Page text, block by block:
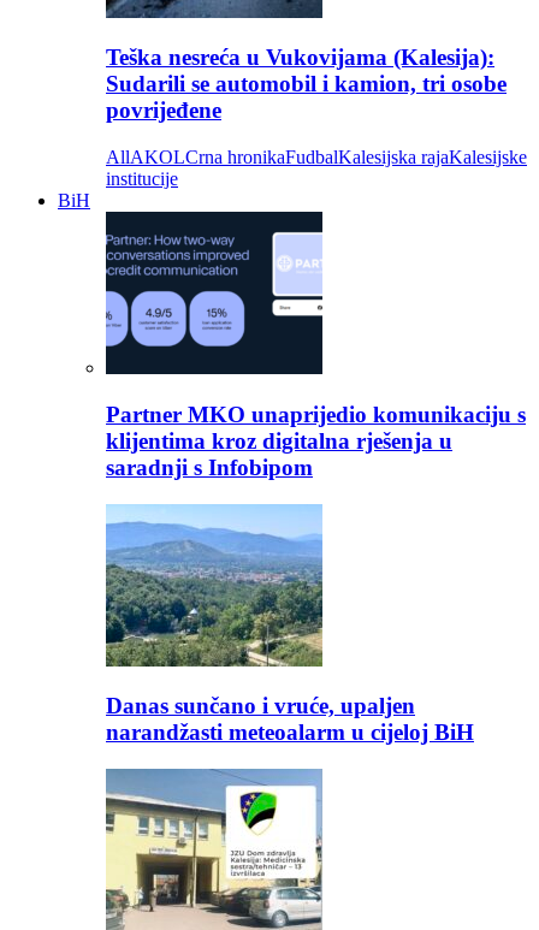
Teška nesreća u Vukovijama (Kalesija):
Sudarili se automobil i kamion, tri osobe
povrijeđene
AllAKOLCrna hronikaFudbalKalesijska rajaKalesijske
institucije
BiH
Partner MKO unaprijedio komunikaciju s
klijentima kroz digitalna rješenja u
saradnji s Infobipom
Danas sunčano i vruće, upaljen
narandžasti meteoalarm u cijeloj BiH